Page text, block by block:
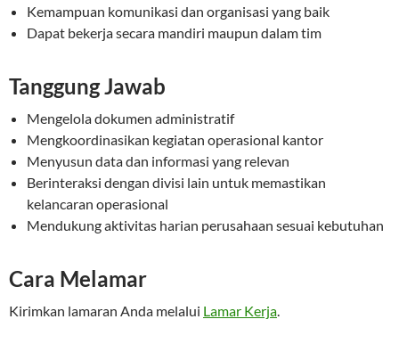
Kemampuan komunikasi dan organisasi yang baik
Dapat bekerja secara mandiri maupun dalam tim
Tanggung Jawab
Mengelola dokumen administratif
Mengkoordinasikan kegiatan operasional kantor
Menyusun data dan informasi yang relevan
Berinteraksi dengan divisi lain untuk memastikan
kelancaran operasional
Mendukung aktivitas harian perusahaan sesuai kebutuhan
Cara Melamar
Kirimkan lamaran Anda melalui Lamar Kerja.